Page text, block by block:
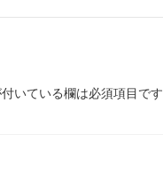
いている欄は必須項目です